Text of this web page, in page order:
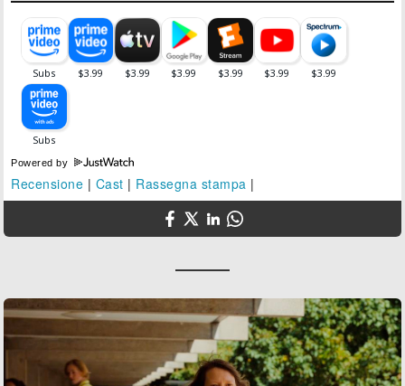
Powered by
Recensione | Cast | Rassegna stampa |